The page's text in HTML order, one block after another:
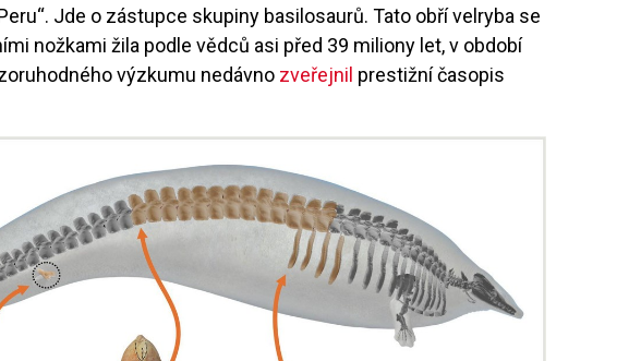
Jde o zástupce skupiny basilosaurů. Tato obří velryba se
nožkami žila podle vědců asi před 39 miliony let, v období
výzkumu nedávno zveřejnil prestižní časopis